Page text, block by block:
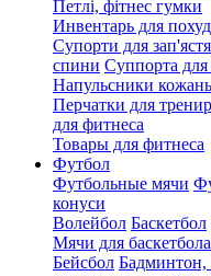
Петлі, фітнес гумки
Инвентарь для
Супорти для зап'ястя
спини Суппорта для
Напульсники
Перчатки для
для фитнеса
Товары для фитнеса
Футбол
Футбольные мячи
конуси
Волейбол Баскетбол
Мячи для баскетбола
Бейсбол